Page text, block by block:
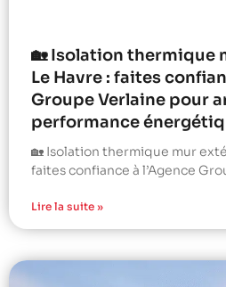
🏡 Isolation thermique
Le Havre : faites
Groupe Verlaine pour
performance
🏡 Isolation thermique mur
faites confiance à l’Agence
Lire la suite »